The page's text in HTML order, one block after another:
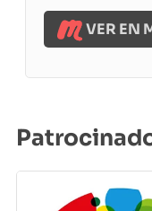
VER EN